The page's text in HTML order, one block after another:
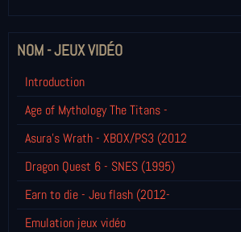
NOM - JEUX VIDÉO
Introduction
Age of Mythology The Titans -
Asura's Wrath - XBOX/PS3 (2012
Dragon Quest 6 - SNES (1995)
Earn to die - Jeu flash (2012-
Emulation jeux vidéo